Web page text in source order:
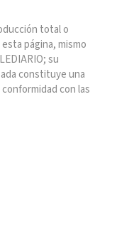
total o
página, mismo
su
constituye una
con las